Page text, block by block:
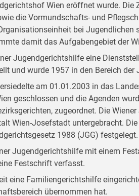
Wien eröffnet wurde.
die Vormundschafts- und
bei
damit das Aufgabengebiet der
Jugendgerichtshilfe eine
und wurde 1957 in den Bereich
am 01.01.2003 in das
geschlossen und die Agenden
zugeordnet. Die
Wien-Josefstadt untergebracht.
1988 (JGG) festgelegt.
Jugendgerichtshilfe mit einem
Festschrift verfasst.
eine Familiengerichtshilfe
übernommen hat.